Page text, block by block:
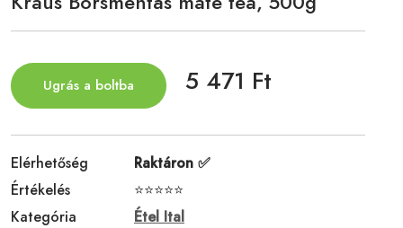
Ugrás a boltba 5 471 Ft
Elérhetőség
Raktáron ✅
Értékelés
⭐⭐⭐⭐⭐
Kategória
Étel Ital